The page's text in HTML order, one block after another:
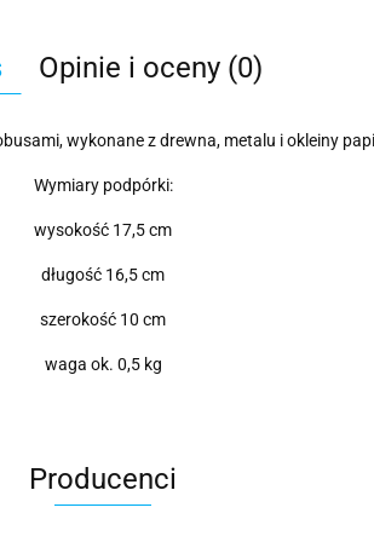
Opinie i oceny (0)
wykonane z drewna, metalu i okleiny
Wymiary podpórki:
wysokość 17,5 cm
długość 16,5 cm
szerokość 10 cm
waga ok. 0,5 kg
Producenci